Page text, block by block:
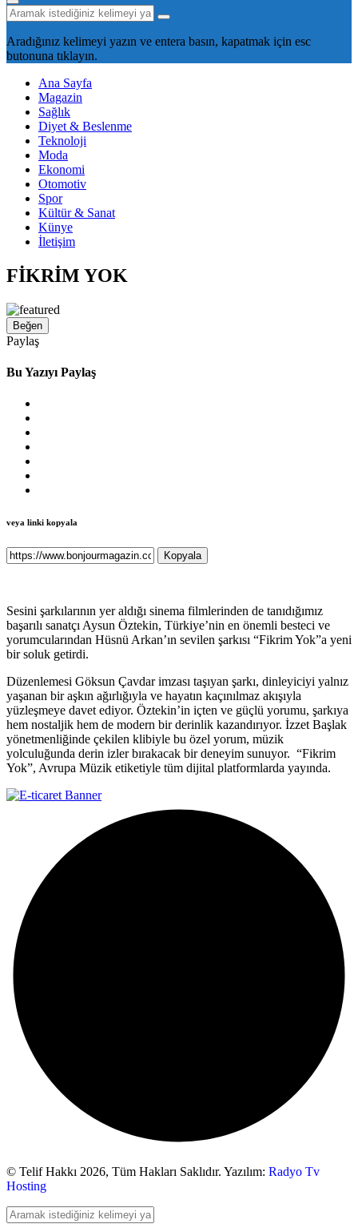
Aradığınız kelimeyi yazın ve entera basın, kapatmak için esc
butonuna tıklayın.
Ana Sayfa
Magazin
Sağlık
Diyet & Beslenme
Teknoloji
Moda
Ekonomi
Otomotiv
Spor
Kültür & Sanat
Künye
İletişim
FİKRİM YOK
Beğen
Paylaş
Bu Yazıyı Paylaş
veya linki kopyala
Kopyala
Sesini şarkılarının yer aldığı sinema filmlerinden de tanıdığımız
başarılı sanatçı Aysun Öztekin, Türkiye’nin en önemli besteci ve
yorumcularından Hüsnü Arkan’ın sevilen şarkısı “Fikrim Yok”a yeni
bir soluk getirdi.
Düzenlemesi Göksun Çavdar imzası taşıyan şarkı, dinleyiciyi yalnız
yaşanan bir aşkın ağırlığıyla ve hayatın kaçınılmaz akışıyla
yüzleşmeye davet ediyor. Öztekin’in içten ve güçlü yorumu, şarkıya
hem nostaljik hem de modern bir derinlik kazandırıyor. İzzet Başlak
yönetmenliğinde çekilen klibiyle bu özel yorum, müzik
yolculuğunda derin izler bırakacak bir deneyim sunuyor. “Fikrim
Yok”, Avrupa Müzik etiketiyle tüm dijital platformlarda yayında.
© Telif Hakkı 2026, Tüm Hakları Saklıdır. Yazılım: Radyo Tv
Hosting